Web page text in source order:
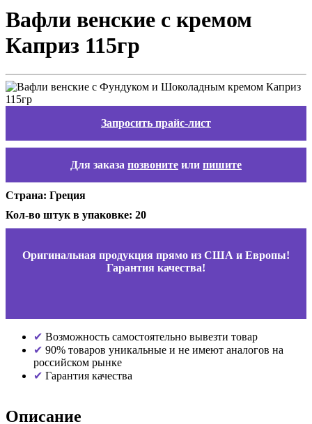
Вафли венские с кремом
Каприз 115гр
Запросить прайс-лист
Для заказа позвоните или пишите
Страна: Греция
Кол-во штук в упаковке: 20
Оригинальная продукция прямо из США и Европы!
Гарантия качества!
Возможность самостоятельно вывезти товар
90% товаров уникальные и не имеют аналогов на
российском рынке
Гарантия качества
Описание